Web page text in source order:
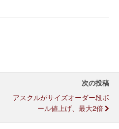
次の投稿
アスクルがサイズオーダー段ボ
ール値上げ、最大2倍